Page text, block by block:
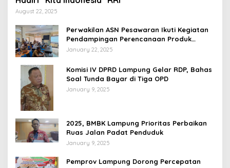
August 22, 2025
Perwakilan ASN Pesawaran Ikuti Kegiatan
Pendampingan Perencanaan Produk
Hukum
January 22, 2025
Komisi IV DPRD Lampung Gelar RDP, Bahas
Soal Tunda Bayar di Tiga OPD
January 9, 2025
2025, BMBK Lampung Prioritas Perbaikan
Ruas Jalan Padat Penduduk
January 9, 2025
Pemprov Lampung Dorong Percepatan